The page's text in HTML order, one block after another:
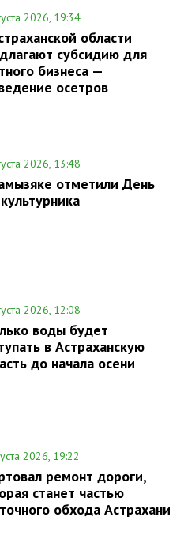
2026, 19:34
области
субсидию для
бизнеса —
осетров
2026, 13:48
отметили День
2026, 12:08
воды будет
в Астраханскую
до начала осени
2026, 19:22
ремонт дороги,
станет частью
обхода Астрахани